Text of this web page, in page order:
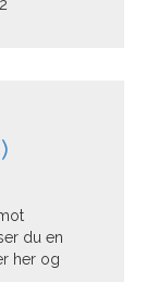
du en
her og